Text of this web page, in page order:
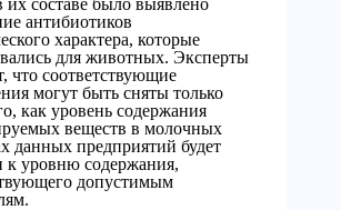
их составе было выявлено
антибиотиков
характера, которые
для животных. Эксперты
что соответствующие
могут быть сняты только
как уровень содержания
веществ в молочных
данных предприятий будет
к уровню содержания,
допустимым